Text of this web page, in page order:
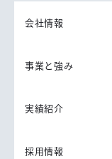
株式会社
会社情報
事業と強み
実績紹介
採用情報